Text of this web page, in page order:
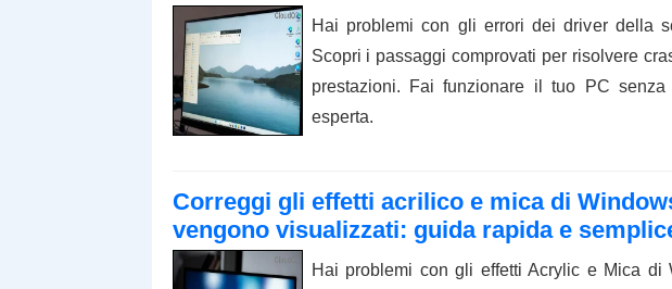
Hai problemi con gli errori dei driver della
Scopri i passaggi comprovati per risolvere
prestazioni. Fai funzionare il tuo PC
esperta.
Correggi gli effetti acrilico e mica di
vengono visualizzati: guida rapida e
Hai problemi con gli effetti Acrylic e Mica di